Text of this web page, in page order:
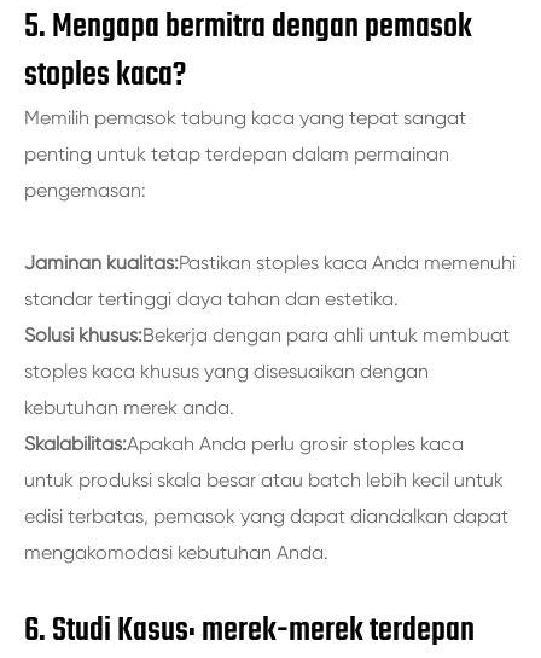
5. Mengapa bermitra dengan pemasok
stoples kaca?
Memilih pemasok tabung kaca yang tepat sangat
penting untuk tetap terdepan dalam permainan
pengemasan:
Jaminan kualitas:Pastikan stoples kaca Anda memenuhi
standar tertinggi daya tahan dan estetika.
Solusi khusus:Bekerja dengan para ahli untuk membuat
stoples kaca khusus yang disesuaikan dengan
kebutuhan merek anda.
Skalabilitas:Apakah Anda perlu grosir stoples kaca
untuk produksi skala besar atau batch lebih kecil untuk
edisi terbatas, pemasok yang dapat diandalkan dapat
mengakomodasi kebutuhan Anda.
6. Studi Kasus: merek-merek terdepan